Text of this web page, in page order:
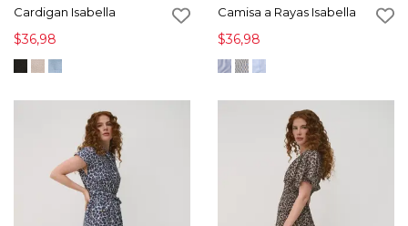
Cardigan Isabella
$36,98
Camisa a Rayas Isabella
$36,98